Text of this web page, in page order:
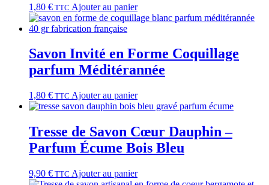
1,80 € TTC Ajouter au panier
Savon Invité en Forme Coquillage
parfum Méditérannée
1,80 € TTC Ajouter au panier
Tresse de Savon Cœur Dauphin –
Parfum Écume Bois Bleu
9,90 € TTC Ajouter au panier